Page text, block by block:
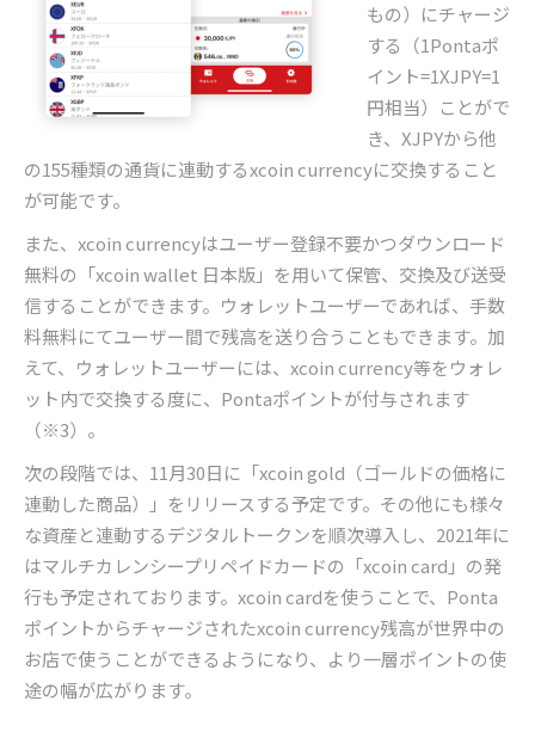
もの）にチャージ
する（1Pontaポ
イント=1XJPY=1
円相当）ことがで
き、XJPYから他
の155種類の通貨に連動するxcoin currencyに交換すること
が可能です。
また、 xcoin currencyはユーザー登録不要かつダウンロード
無料の「xcoin wallet 日本版」を用いて保管、交換及び送受
信することができます。ウォレットユーザーであれば、手数
料無料にてユーザー間で残高を送り合うこともできます。加
えて、ウォレットユーザーには、 xcoin currency等をウォレ
ット内で交換する度に、 Pontaポイントが付与されます
（※3）。
次の段階では、 11 月30日に「xcoin gold （ゴールドの価格に
連動した商品）」をリリースする予定です。その他にも様々
な資産と連動するデジタルトークンを順次導入し、 2021年に
はマルチカレンシープリペイドカードの「xcoin card 」の発
行も予定されております。 xcoin cardを使うことで、 Ponta
ポイントからチャージされたxcoin currency残高が世界中の
お店で使うことができるようになり、より一層ポイントの使
途の幅が広がります。